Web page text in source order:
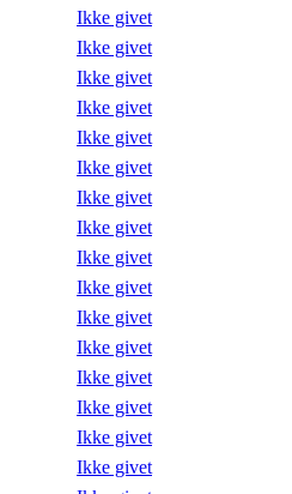
Ikke givet
Ikke givet
Ikke givet
Ikke givet
Ikke givet
Ikke givet
Ikke givet
Ikke givet
Ikke givet
Ikke givet
Ikke givet
Ikke givet
Ikke givet
Ikke givet
Ikke givet
Ikke givet